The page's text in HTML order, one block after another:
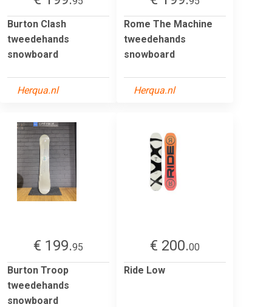
Burton Clash
tweedehands
snowboard
Herqua.nl
Rome The Machine
tweedehands
snowboard
Herqua.nl
€ 199.95
Burton Troop
tweedehands
snowboard
€ 200.00
Ride Low